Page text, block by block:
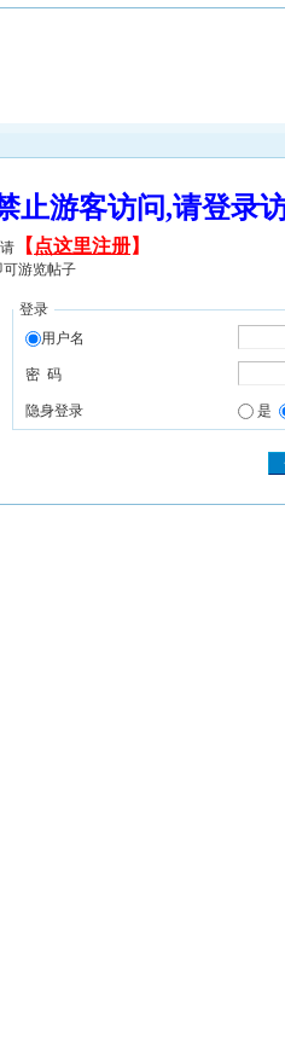
止游客访问,请登
【 点这里注册】
游览帖子
登录
用户名
密 码
隐身登录 是